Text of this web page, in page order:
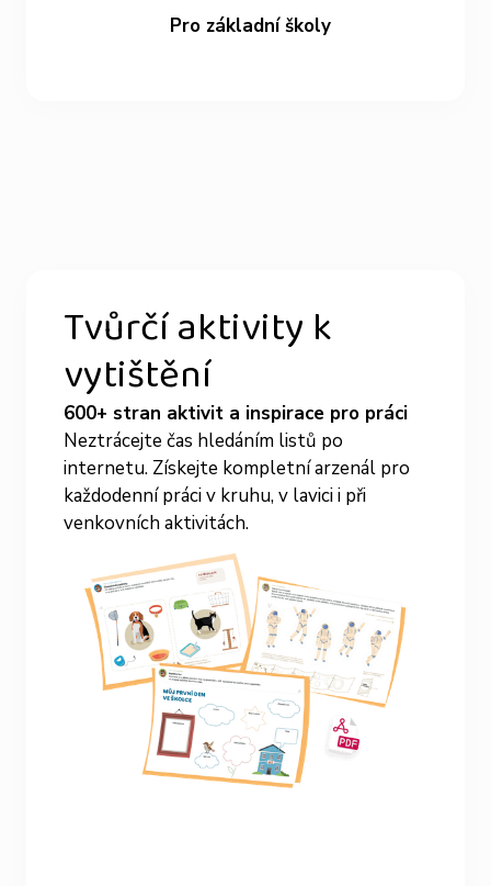
Pro základní školy
Tvůrčí aktivity k
vytištění
600+ stran aktivit a inspirace pro práci
Neztrácejte čas hledáním listů po
internetu. Získejte kompletní arzenál pro
každodenní práci v kruhu, v lavici i při
venkovních aktivitách.